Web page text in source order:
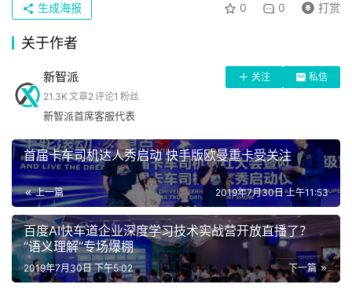
页
科
技
手
在渠道分布上，线下渠道是家电市场的主力渠道。全国连锁
渠道、地方连锁渠道、百货、超市、乡镇零售店等构成整个
线下市场。其中，苏宁占比达到18%，贡献了家电线下市场
的最大份额，京东等电商渠道的线下布局不明显。
0 0 打赏
生成海报
关于作者
新智派 关注
私信
21.3K 文章2评论1 粉丝
新智派首席客服代表
首届卡车司机达人秀启动 快手版欧曼重卡受关注
上一篇 2019年7月30日 上午11:53
百度AI快车道企业深度学习技术实战营开放直播了？
“语义理解”专场爆棚
下一篇
2019年7月30日 下午5:02